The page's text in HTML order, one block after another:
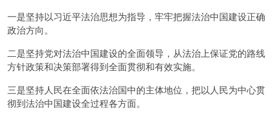
一是坚持以习近平法治思想为指导，牢牢把握法治中国建设正确
政治方向。
二是坚持党对法治中国建设的全面领导，从法治上保证党的路线
方针政策和决策部署得到全面贯彻和有效实施。
三是坚持人民在全面依法治国中的主体地位，把以人民为中心贯
彻到法治中国建设全过程各方面。